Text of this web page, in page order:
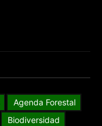
Agenda Forestal
Biodiversidad